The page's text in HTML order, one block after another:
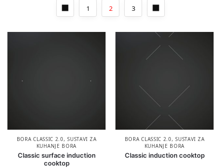
1 2 3
BORA CLASSIC 2.0,SUSTAVI ZA
KUHANJE BORA
Classic surface induction
cooktop
BORA CLASSIC 2.0,SUSTAVI ZA
KUHANJE BORA
Classic induction cooktop